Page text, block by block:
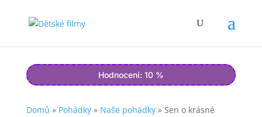
Hodnocení: 10 %
Domů » Pohádky» Naše pohádky» Sen o krásné